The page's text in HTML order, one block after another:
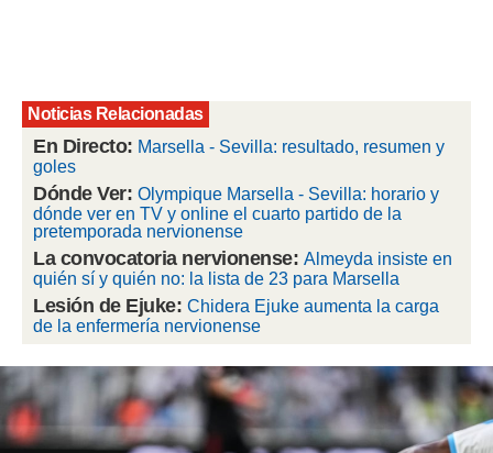
no
Puedes
acceder a
web a
abono
únicos
similares
Noticias Relacionadas
En Directo: Marsella - Sevilla: resultado, resumen y
goles
Dónde Ver: Olympique Marsella - Sevilla: horario y
dónde ver en TV y online el cuarto partido de la
pretemporada nervionense
La convocatoria nervionense: Almeyda insiste en
quién sí y quién no: la lista de 23 para Marsella
Lesión de Ejuke: Chidera Ejuke aumenta la carga
de la enfermería nervionense